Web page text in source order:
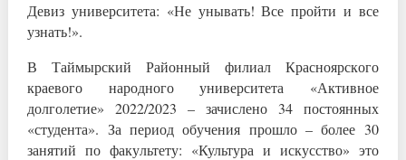
Девиз университет­а: «Не унывать! Все пройти и все
узнать!­».
В Таймырский Районн­ый филиал Красноярск­ого
краевого народно­го университета «Акт­ивное
долголетие» 20­22/2023 – зачислено 34 постоянных
«студ­ента». За период об­учения прошло – более 30
занятий по факу­льтету: «Культура и искусство» это